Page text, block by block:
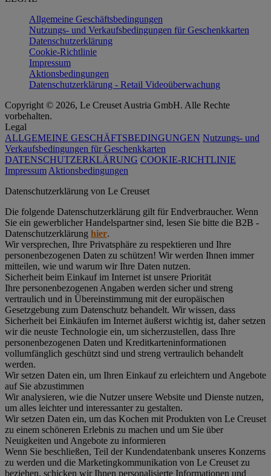
Allgemeine Geschäftsbedingungen
Nutzungs- und Verkaufsbedingungen für Geschenkkarten
Datenschutzerklärung
Cookie-Richtlinie
Impressum
Aktionsbedingungen
Datenschutzerklärung - Retail Videoüberwachung
Copyright © 2026, Le Creuset Austria GmbH. Alle Rechte
vorbehalten.
Legal
ALLGEMEINE GESCHÄFTSBEDINGUNGEN Nutzungs- und
Verkaufsbedingungen für Geschenkkarten
DATENSCHUTZERKLÄRUNG COOKIE-RICHTLINIE
Impressum Aktionsbedingungen
Datenschutz­erklärung von Le Creuset
Die folgende Datenschutzerklärung gilt für Endverbraucher. Wenn
Sie ein gewerblicher Handelspartner sind, lesen Sie bitte die B2B -
Datenschutzerklärung hier.
Wir versprechen, Ihre Privatsphäre zu respektieren und Ihre
personenbezogenen Daten zu schützen! Wir werden Ihnen immer
mitteilen, wie und warum wir Ihre Daten nutzen.
Sicherheit beim Einkauf im Internet ist unsere Priorität
Ihre personenbezogenen Angaben werden sicher und streng
vertraulich und in Übereinstimmung mit der europäischen
Gesetzgebung zum Datenschutz behandelt. Wir wissen, dass
Sicherheit bei Einkäufen im Internet äußerst wichtig ist, daher setzen
wir die neuste Technologie ein, um sicherzustellen, dass Ihre
personenbezogenen Daten und Kreditkarteninformationen
vollumfänglich geschützt sind und streng vertraulich behandelt
werden.
Wir setzen Daten ein, um Ihren Einkauf zu erleichtern und Angebote
auf Sie abzustimmen
Wir analysieren, wie die Nutzer unsere Website und Dienste nutzen,
um alles leichter und interessanter zu gestalten.
Wir setzen Daten ein, um das Kochen mit Produkten von Le Creuset
zu einem schöneren Erlebnis zu machen und um Sie über
Neuigkeiten und Angebote zu informieren
Wenn Sie beschließen, Teil der Kundendatenbank unseres Konzerns
zu werden und die Marketingkommunikation von Le Creuset zu
beziehen, schicken wir Ihnen personalisierte Informationen und